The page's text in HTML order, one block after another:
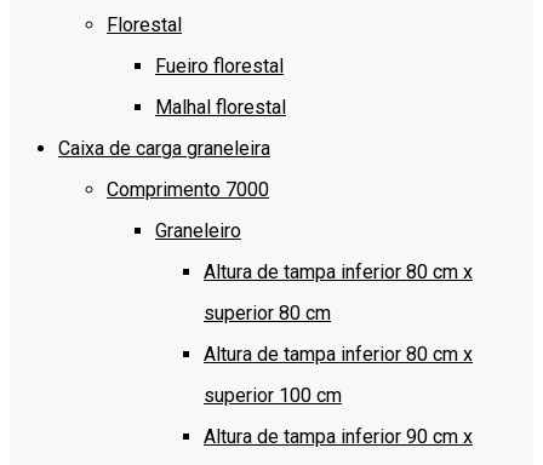
Florestal
Fueiro florestal
Malhal florestal
Caixa de carga graneleira
Comprimento 7000
Graneleiro
Altura de tampa inferior 80 cm x
superior 80 cm
Altura de tampa inferior 80 cm x
superior 100 cm
Altura de tampa inferior 90 cm x